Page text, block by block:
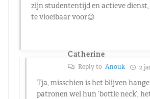
zijn studententijd en actieve
te vloeibaar voor😉
Catherine
Reply to Anouk 2
Tja, misschien is het blijven
patronen wel hun ‘bottle neck’,